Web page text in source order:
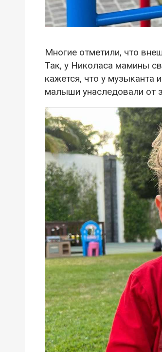
Многие отметили, что
Так, у Николаса мамины
кажется, что у музыканта
малыши унаследовали от